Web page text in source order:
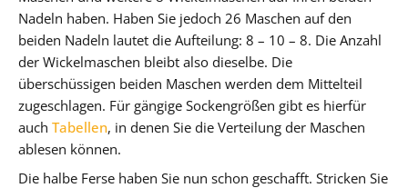
Nadeln haben. Haben Sie jedoch 26 Maschen auf den
beiden Nadeln lautet die Aufteilung: 8 – 10 – 8. Die Anzahl
der Wickelmaschen bleibt also dieselbe. Die
überschüssigen beiden Maschen werden dem Mittelteil
zugeschlagen. Für gängige Sockengrößen gibt es hierfür
auch Tabellen, in denen Sie die Verteilung der Maschen
ablesen können.
Die halbe Ferse haben Sie nun schon geschafft. Stricken Sie